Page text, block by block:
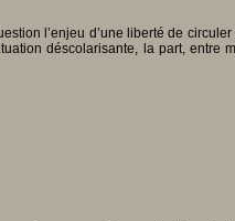
l’enjeu d’une liberté de circuler
déscolarisante, la part, entre